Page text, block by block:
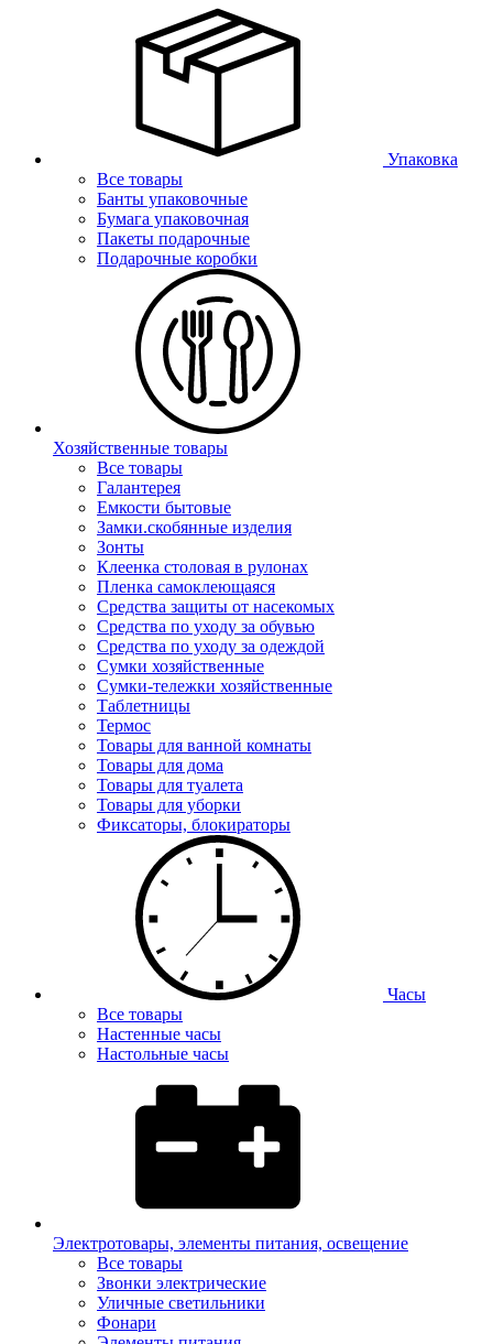
Упаковка
Все товары
Банты упаковочные
Бумага упаковочная
Пакеты подарочные
Подарочные коробки
Хозяйственные товары
Все товары
Галантерея
Емкости бытовые
Замки.скобянные изделия
Зонты
Клеенка столовая в рулонах
Пленка самоклеющаяся
Средства защиты от насекомых
Средства по уходу за обувью
Средства по уходу за одеждой
Сумки хозяйственные
Сумки-тележки хозяйственные
Таблетницы
Термос
Товары для ванной комнаты
Товары для дома
Товары для туалета
Товары для уборки
Фиксаторы, блокираторы
Часы
Все товары
Настенные часы
Настольные часы
Электротовары, элементы питания, освещение
Все товары
Звонки электрические
Уличные светильники
Фонари